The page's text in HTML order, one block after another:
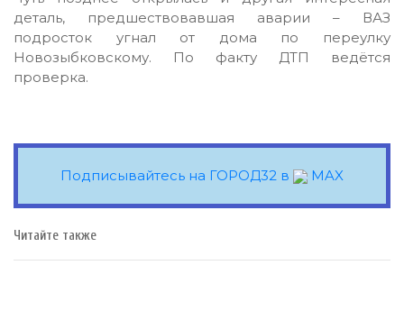
деталь, предшествовавшая аварии – ВАЗ
подросток угнал от дома по переулку
Новозыбковскому. По факту ДТП ведётся
проверка.
Подписывайтесь на ГОРОД32 в MAX
Читайте также